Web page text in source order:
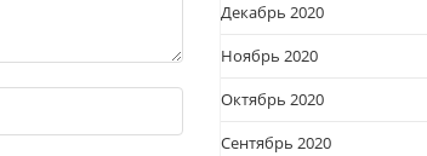
Декабрь 2020
Ноябрь 2020
Октябрь 2020
Сентябрь 2020